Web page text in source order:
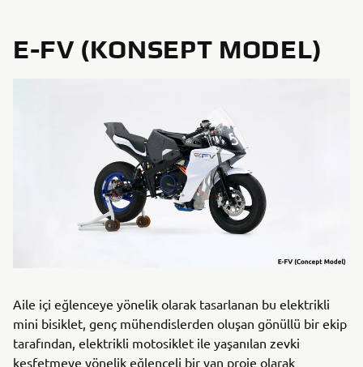
E-FV (KONSEPT MODEL)
Aile içi eğlenceye yönelik olarak tasarlanan bu elektrikli
mini bisiklet, genç mühendislerden oluşan gönüllü bir ekip
tarafından, elektrikli motosiklet ile yaşanılan zevki
keşfetmeye yönelik eğlenceli bir yan proje olarak